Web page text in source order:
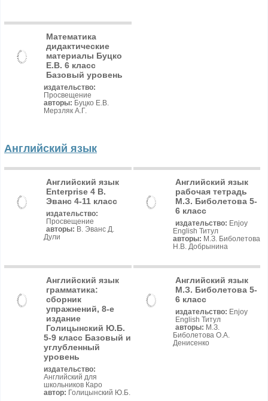
Математика
дидактические
материалы Буцко
Е.В. 6 класс
Базовый уровень
издательство:
Просвещение
авторы: Буцко Е.В.
Мерзляк А.Г.
Английский язык
Английский язык
Enterprise 4 В.
Эванс 4-11 класс
издательство:
Просвещение
авторы: В. Эванс Д.
Дули
Английский язык
рабочая тетрадь
М.З. Биболетова 5-
6 класс
издательство: Enjoy
English Титул
авторы: М.З. Биболетова
Н.В. Добрынина
Английский язык
грамматика:
сборник
упражнений, 8-е
издание
Голицынский Ю.Б.
5-9 класс Базовый и
углубленный
уровень
издательство:
Английский для
школьников Каро
автор: Голицынский Ю.Б.
Английский язык
М.З. Биболетова 5-
6 класс
издательство: Enjoy
English Титул
авторы: М.З.
Биболетова О.А.
Денисенко